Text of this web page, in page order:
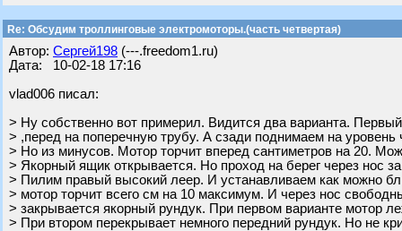
Re: Обсудим троллинговые электромоторы.(часть четвертая)
Автор: Сергей198 (---.freedom1.ru)
Дата: 10-02-18 17:16
vlad006 писал:
> Ну собственно вот примерил. Видится два варианта.
> ,перед на поперечную трубу. А сзади поднимаем на уровень
> Но из минусов. Мотор торчит вперед сантиметров на 20.
> Якорный ящик открывается. Но проход на берег через нос
> Пилим правый высокий леер. И устанавливаем как можно
> мотор торчит всего см на 10 максимум. И через нос
> закрывается якорный рундук. При первом варианте мотор
> При втором перекрывает немного передний рундук. Но не